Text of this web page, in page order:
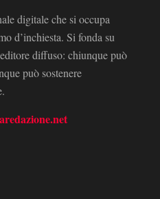
digitale che si occupa
d’inchiesta. Si fonda su
diffuso: chiunque può
può sostenere